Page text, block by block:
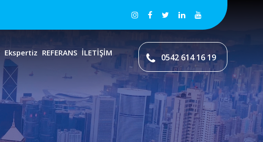
Ekspertiz REFERANS İLETİŞİM 0542 614 16 19